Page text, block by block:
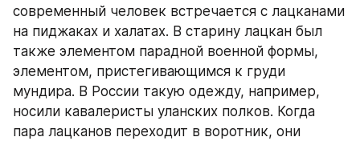
современный человек встречается с лацканами
на пиджаках и халатах. В старину лацкан был
также элементом парадной военной формы,
элементом, пристегивающимся к груди
мундира. В России такую одежду, например,
носили кавалеристы уланских полков. Когда
пара лацканов переходит в воротник, они